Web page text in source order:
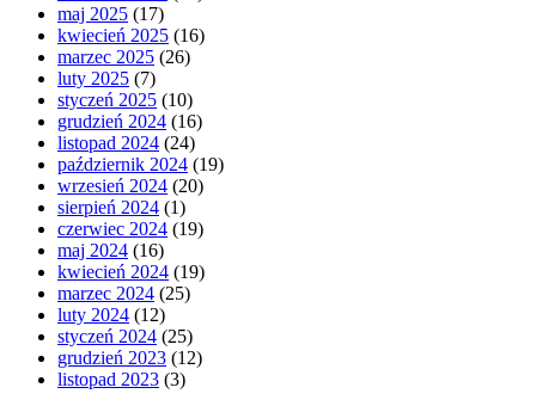
maj 2025 (17)
kwiecień 2025 (16)
marzec 2025 (26)
luty 2025 (7)
styczeń 2025 (10)
grudzień 2024 (16)
listopad 2024 (24)
październik 2024 (19)
wrzesień 2024 (20)
sierpień 2024 (1)
czerwiec 2024 (19)
maj 2024 (16)
kwiecień 2024 (19)
marzec 2024 (25)
luty 2024 (12)
styczeń 2024 (25)
grudzień 2023 (12)
listopad 2023 (3)